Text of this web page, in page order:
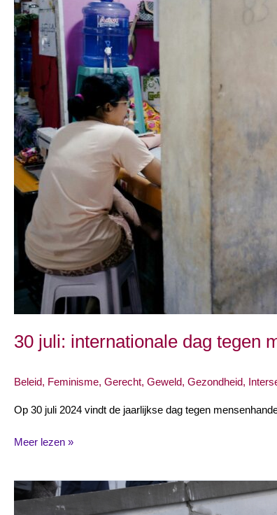
30 juli: internationale dag tegen
Beleid, Feminisme, Gerecht, Geweld, Gezondheid,
Op 30 juli 2024 vindt de jaarlijkse dag tegen
tegen
mensenhandel
Meer lezen »
25
november: